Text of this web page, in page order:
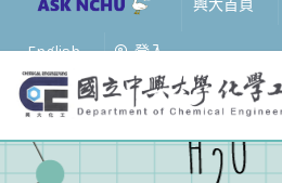
興大首頁
English 登入